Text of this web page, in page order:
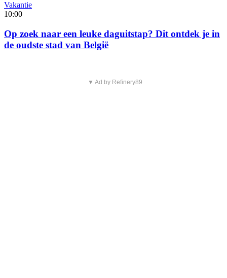
Vakantie
10:00
Op zoek naar een leuke daguitstap? Dit ontdek je in
de oudste stad van België
▼ Ad by Refinery89